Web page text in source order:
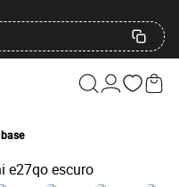
base